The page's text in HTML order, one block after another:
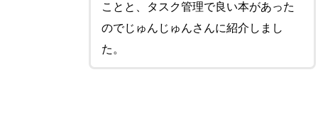
ことと、タスク管理で良い本があった
のでじゅんじゅんさんに紹介しまし
た。